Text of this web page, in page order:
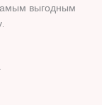
выгодным